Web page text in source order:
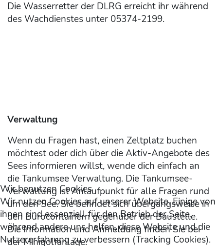
Die Wasserretter der DLRG erreicht ihr während
des Wachdienstes unter 05374-2199.
Verwaltung
Wenn du Fragen hast, einen Zeltplatz buchen
möchtest oder dich über die Aktiv-Angebote des
Sees informieren willst, wende dich einfach an
die Tankumsee Verwaltung. Die Tankumsee-
Verwaltung ist Anlaufpunkt für alle Fragen rund
um den See. Sie befindet sich übergangsweise in
den Bürocontainern gegenüber der Baustelle.
Die Information und Anmeldung finden Sie bei
der Minigolfanlage.
Wir benutzen Cookies
Wir nutzen Cookies auf unserer Website. Einige von
ihnen sind essenziell für den Betrieb der Seite,
während andere uns helfen, diese Website und die
Nutzererfahrung zu verbessern (Tracking Cookies).